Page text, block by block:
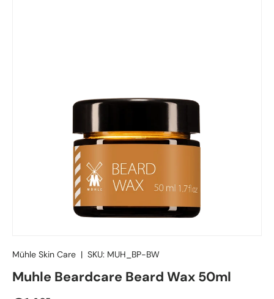
Mühle Skin Care | SKU: MUH_BP-BW
Muhle Beardcare Beard Wax 50ml